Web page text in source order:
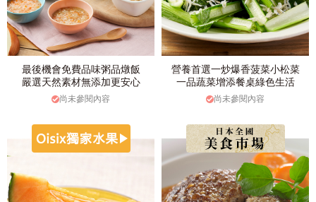
最後機會免費品味粥品燉飯
嚴選天然素材無添加更安心
尚未參閱內容
營養首選一炒爆香菠菜小松菜
一品蔬菜增添餐桌綠色生活
尚未參閱內容